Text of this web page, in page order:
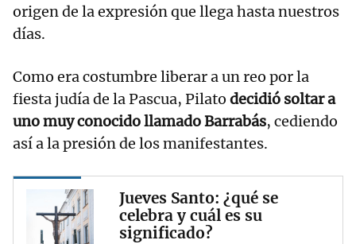
origen de la expresión que llega hasta nuestros
días.
Como era costumbre liberar a un reo por la
fiesta judía de la Pascua, Pilato decidió soltar a
uno muy conocido llamado Barrabás, cediendo
así a la presión de los manifestantes.
Jueves Santo: ¿qué se
celebra y cuál es su
significado?